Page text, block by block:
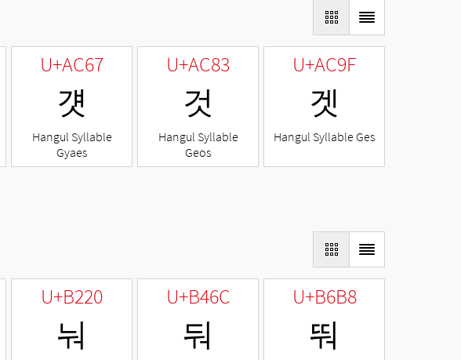
U+AC67
걧
Hangul Syllable
Gyaes
U+AC83
것
Hangul Syllable
Geos
U+AC9F
겟
Hangul Syllable Ges
U+B220
눠
U+B46C
둬
U+B6B8
뚸